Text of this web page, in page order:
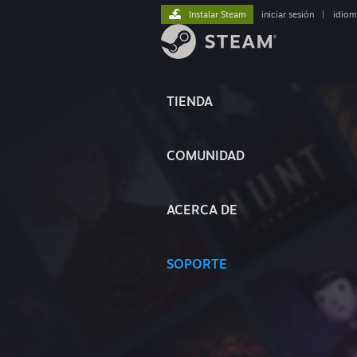
TIENDA
COMUNIDAD
ACERCA DE
SOPORTE
Instalar Steam iniciar sesión